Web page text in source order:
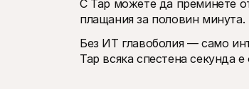
С Tap можете да преминете
плащания за половин минута.
Без ИТ главоболия — само
Tap всяка спестена секунда